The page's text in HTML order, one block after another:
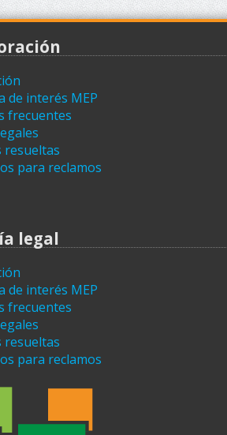
de interés MEP
frecuentes
resueltas
para reclamos
legal
de interés MEP
frecuentes
resueltas
para reclamos